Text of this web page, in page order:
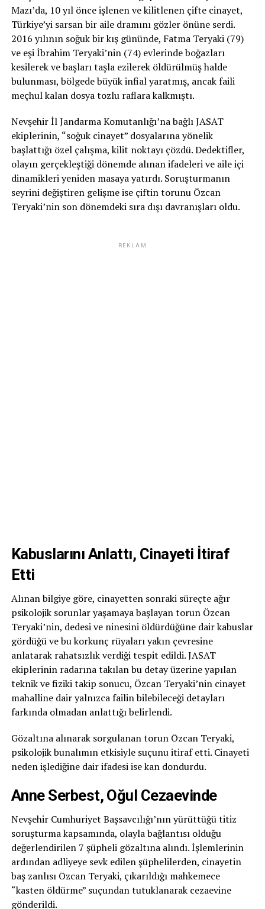
Mazı’da, 10 yıl önce işlenen ve kilitlenen çifte cinayet,
Türkiye’yi sarsan bir aile dramını gözler önüne serdi.
2016 yılının soğuk bir kış gününde, Fatma Teryaki (79)
ve eşi İbrahim Teryaki’nin (74) evlerinde boğazları
kesilerek ve başları taşla ezilerek öldürülmüş halde
bulunması, bölgede büyük infial yaratmış, ancak faili
meçhul kalan dosya tozlu raflara kalkmıştı.
Nevşehir İl Jandarma Komutanlığı’na bağlı JASAT
ekiplerinin, “soğuk cinayet” dosyalarına yönelik
başlattığı özel çalışma, kilit noktayı çözdü. Dedektifler,
olayın gerçekleştiği dönemde alınan ifadeleri ve aile içi
dinamikleri yeniden masaya yatırdı. Soruşturmanın
seyrini değiştiren gelişme ise çiftin torunu Özcan
Teryaki’nin son dönemdeki sıra dışı davranışları oldu.
REKLAM
Kabuslarını Anlattı, Cinayeti İtiraf
Etti
Alınan bilgiye göre, cinayetten sonraki süreçte ağır
psikolojik sorunlar yaşamaya başlayan torun Özcan
Teryaki’nin, dedesi ve ninesini öldürdüğüne dair kabuslar
gördüğü ve bu korkunç rüyaları yakın çevresine
anlatarak rahatsızlık verdiği tespit edildi. JASAT
ekiplerinin radarına takılan bu detay üzerine yapılan
teknik ve fiziki takip sonucu, Özcan Teryaki’nin cinayet
mahalline dair yalnızca failin bilebileceği detayları
farkında olmadan anlattığı belirlendi.
Gözaltına alınarak sorgulanan torun Özcan Teryaki,
psikolojik bunalımın etkisiyle suçunu itiraf etti. Cinayeti
neden işlediğine dair ifadesi ise kan dondurdu.
Anne Serbest, Oğul Cezaevinde
Nevşehir Cumhuriyet Başsavcılığı’nın yürüttüğü titiz
soruşturma kapsamında, olayla bağlantısı olduğu
değerlendirilen 7 şüpheli gözaltına alındı. İşlemlerinin
ardından adliyeye sevk edilen şüphelilerden, cinayetin
baş zanlısı Özcan Teryaki, çıkarıldığı mahkemece
“kasten öldürme” suçundan tutuklanarak cezaevine
gönderildi.